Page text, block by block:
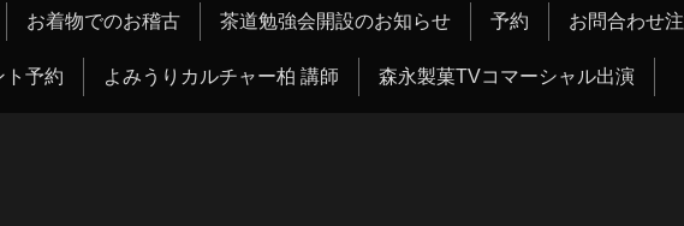
お着物でのお稽古 茶道勉強会開設のお知らせ 予約 お問合わせ
ト予約 よみうりカルチャー柏 講師 森永製菓TVコマーシャル出演